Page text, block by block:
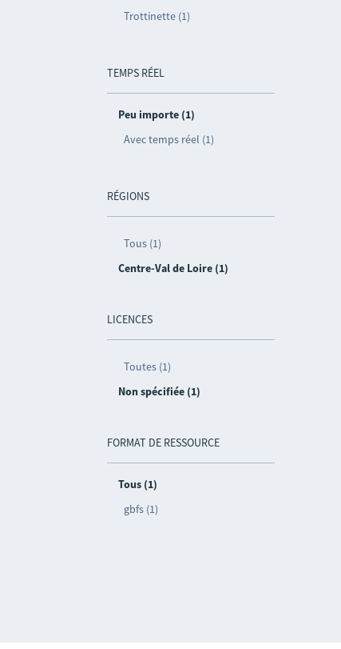
Trottinette (1)
TEMPS RÉEL
Peu importe (1)
Avec temps réel (1)
RÉGIONS
Tous (1)
Centre-Val de Loire (1)
LICENCES
Toutes (1)
Non spécifiée (1)
FORMAT DE RESSOURCE
Tous (1)
gbfs (1)